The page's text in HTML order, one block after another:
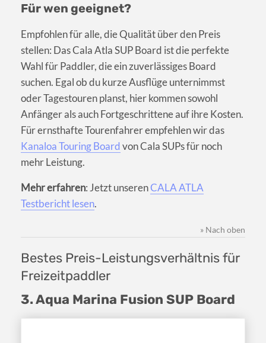
Für wen geeignet?
Empfohlen für alle, die Qualität über den Preis
stellen: Das Cala Atla SUP Board ist die perfekte
Wahl für Paddler, die ein zuverlässiges Board
suchen. Egal ob du kurze Ausflüge unternimmst
oder Tagestouren planst, hier kommen sowohl
Anfänger als auch Fortgeschrittene auf ihre Kosten.
Für ernsthafte Tourenfahrer empfehlen wir das
Kanaloa Touring Boardvon Cala SUPs für noch
mehr Leistung.
Mehr erfahren: Jetzt unserenCALA ATLA
Testbericht lesen.
» Nach oben
Bestes Preis-Leistungsverhältnis für
Freizeitpaddler
3. Aqua Marina Fusion SUP Board